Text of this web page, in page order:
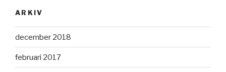
ARKIV
december 2018
februari 2017